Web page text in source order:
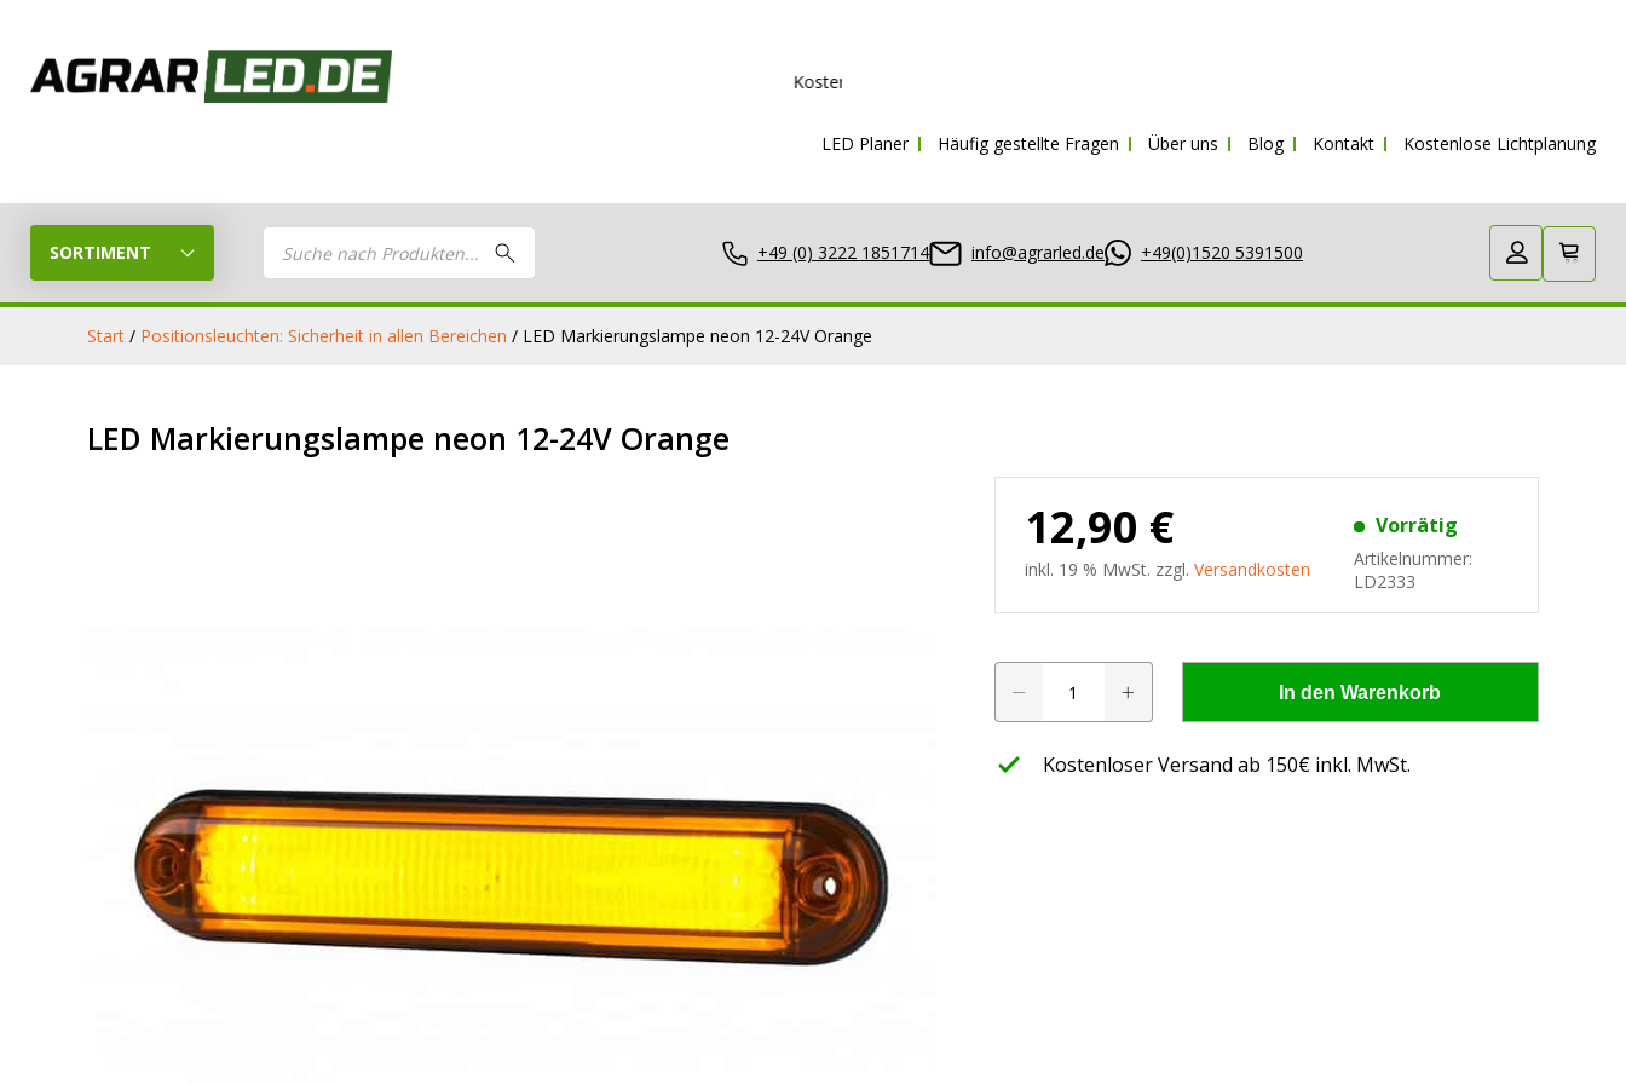
Kostenloser Versand ab
LED Planer Häufig gestellte Fragen Über uns Blog Kontakt Kostenlose Lichtplanung
SORTIMENT
Products
search +49 (0) 3222 1851714 info@agrarled.de +49(0)1520 5391500
LED Planer
Stelle dein eigenes LED-Paket
LED
Arbeitsscheinwerfer
Positionsleuchten:
Sicherheit in allen
Bereichen
LED Bar & Offroad
Zusatzscheinwerfer
LED Hallenstrahler &
LED
Düsenbeleuchtung
Start / Positionsleuchten: Sicherheit in allen Bereichen / LED Markierungslampe neon 12-24V Orange
LED Markierungslampe neon 12-24V Orange
12,90 €
inkl. 19 % MwSt. zzgl. Versandkosten
Vorrätig
Artikelnummer:
LD2333
LED
Markierungslampe
neon
12-
24V
In den Warenkorb
Kostenloser Versand ab 150€ inkl. MwSt.